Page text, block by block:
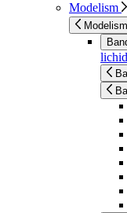
Modelism
Modelism